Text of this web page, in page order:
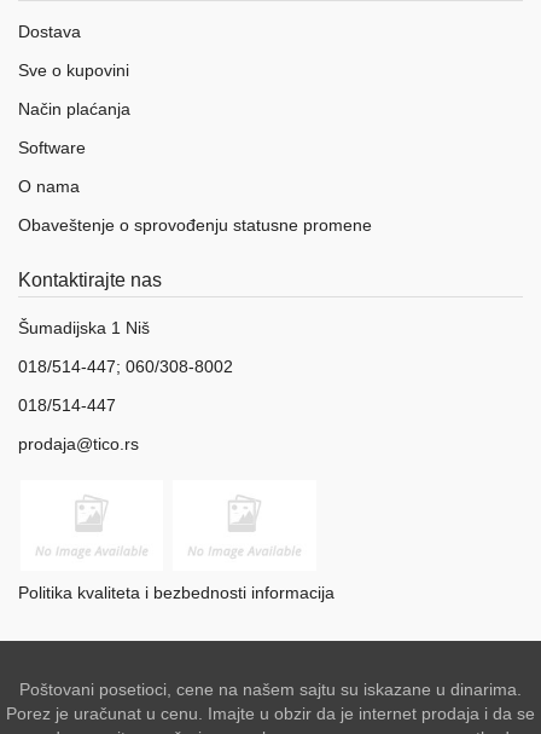
Dostava
Sve o kupovini
Način plaćanja
Software
O nama
Obaveštenje o sprovođenju statusne promene
Kontaktirajte nas
Šumadijska 1 Niš
018/514-447; 060/308-8002
018/514-447
prodaja@tico.rs
Politika kvaliteta i bezbednosti informacija
Poštovani posetioci, cene na našem sajtu su iskazane u dinarima.
Porez je uračunat u cenu. Imajte u obzir da je internet prodaja i da se